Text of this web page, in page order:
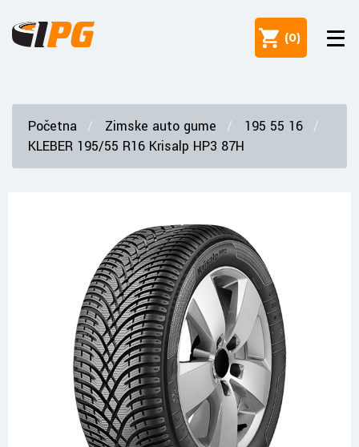
(0)
Početna Zimske auto gume
195 55 16
KLEBER 195/55 R16 Krisalp HP3 87H